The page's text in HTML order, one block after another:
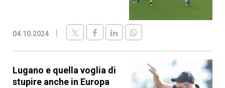
04.10.2024
Lugano e quella voglia di
stupire anche in Europa